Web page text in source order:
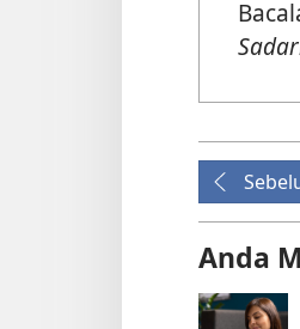
Anda